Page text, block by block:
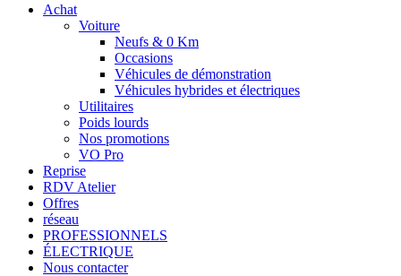
Achat
Voiture
Neufs & 0 Km
Occasions
Véhicules de démonstration
Véhicules hybrides et électriques
Utilitaires
Poids lourds
Nos promotions
VO Pro
Reprise
RDV Atelier
Offres
réseau
PROFESSIONNELS
ÉLECTRIQUE
Nous contacter